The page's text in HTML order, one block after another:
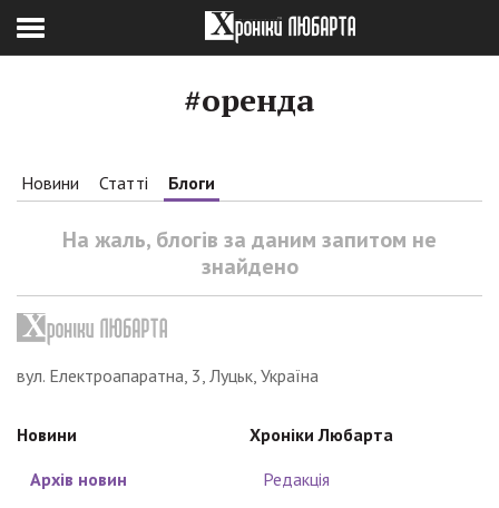
#оренда
Новини Статті Блоги
На жаль, блогів за даним запитом не
знайдено
вул. Електроапаратна, 3, Луцьк, Україна
Новини
Архів новин
Хроніки Любарта
Редакція